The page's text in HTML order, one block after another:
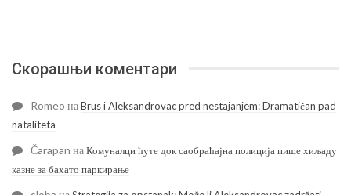
Скорашњи коментари
Romeo наBrus i Aleksandrovac pred nestajanjem: Dramatičan pad
nataliteta
Čarapan наКомуналци ћуте док саобраћајна полиција пише хиљаду
казне за бахато паркирање